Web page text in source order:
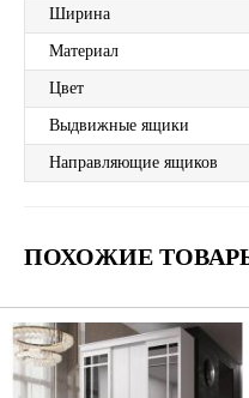
Ширина
Материал
Цвет
Выдвижные ящики
Направляющие ящиков
ПОХОЖИЕ